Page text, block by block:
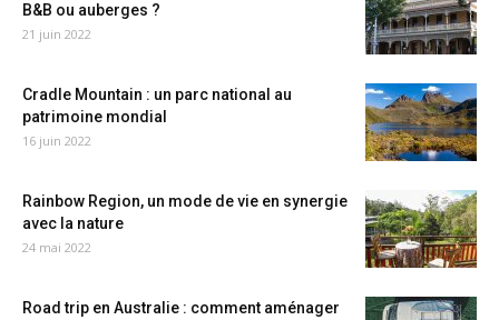
B&B ou auberges ?
21 juin 2022
Cradle Mountain : un parc national au
patrimoine mondial
16 juin 2022
Rainbow Region, un mode de vie en synergie
avec la nature
24 mai 2022
Road trip en Australie : comment aménager